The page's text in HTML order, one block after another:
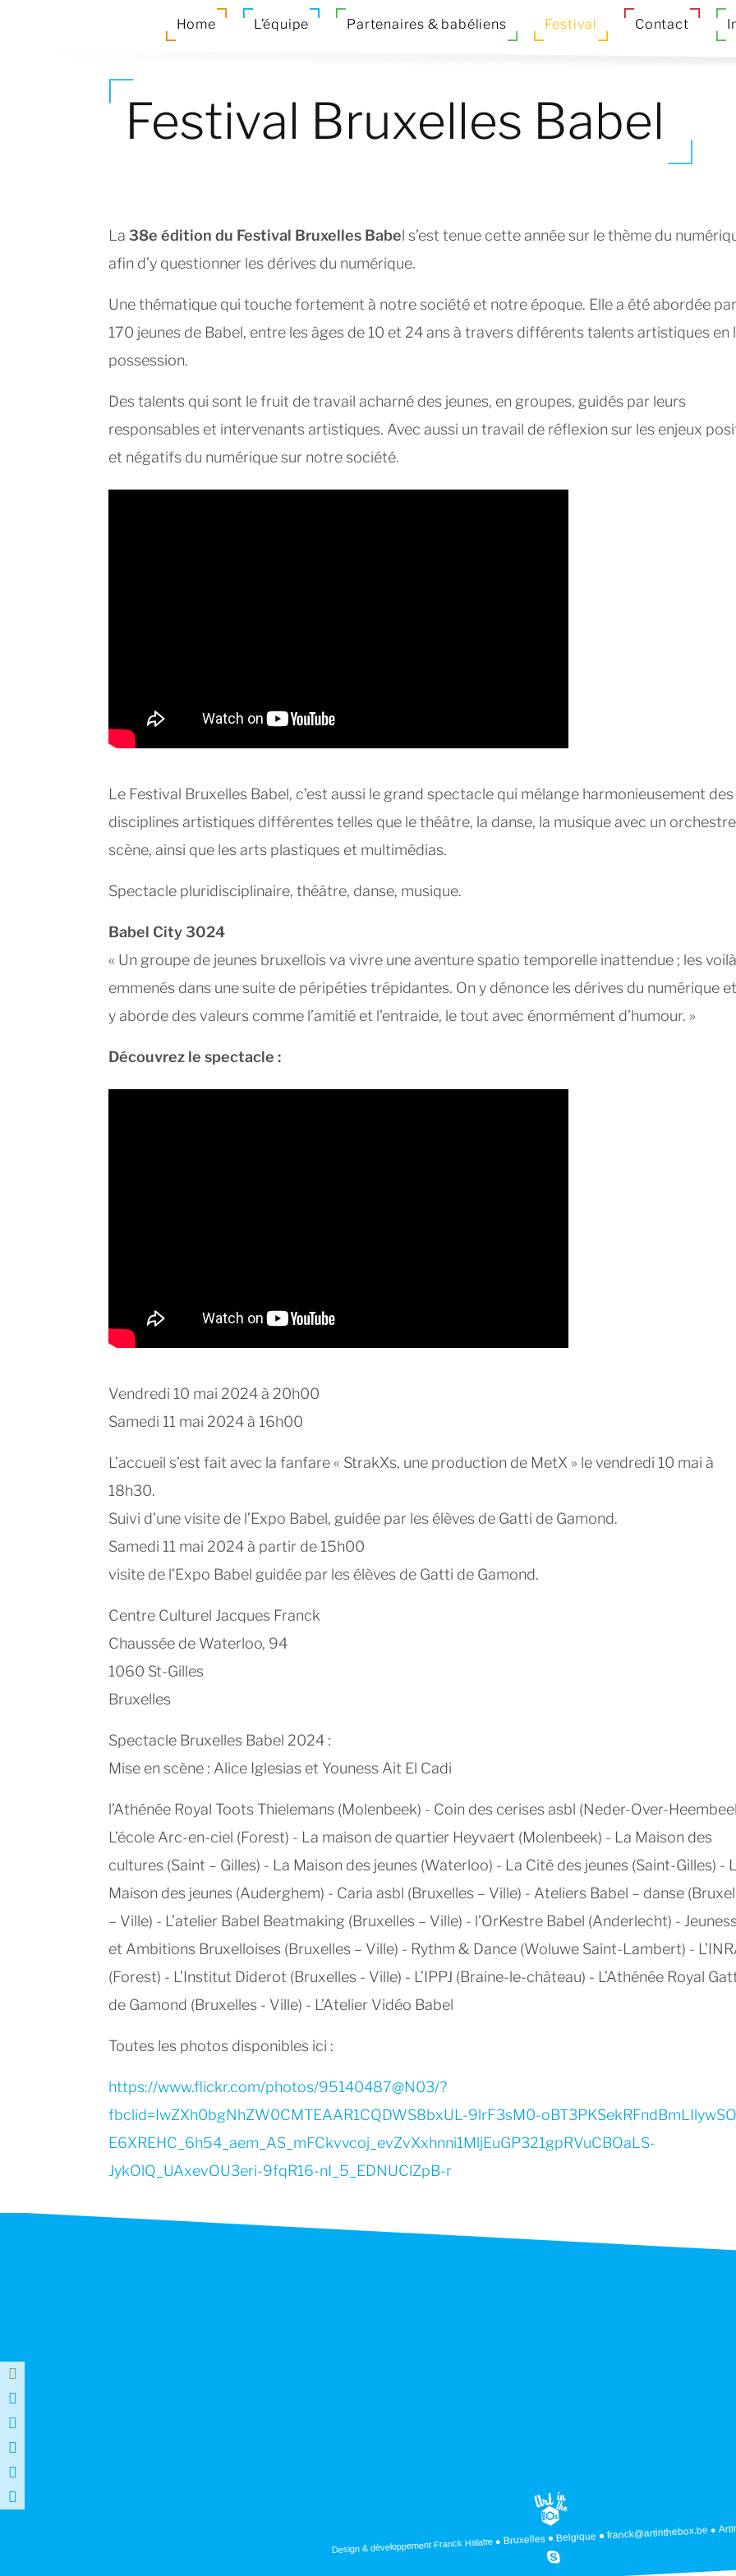
Home L’équipe Partenaires & babéliens Festival Contact
Festival Bruxelles Babel
La 38e édition du Festival Bruxelles Babel s’est tenue cette année sur le thème du
afin d’y questionner les dérives du numérique.
Une thématique qui touche fortement à notre société et notre époque. Elle a été abordée par
170 jeunes de Babel, entre les âges de 10 et 24 ans à travers différents talents artistiques en
possession.
Des talents qui sont le fruit de travail acharné des jeunes, en groupes, guidés par leurs
responsables et intervenants artistiques. Avec aussi un travail de réflexion sur les enjeux
et négatifs du numérique sur notre société.
Le Festival Bruxelles Babel, c’est aussi le grand spectacle qui mélange harmonieusement des
disciplines artistiques différentes telles que le théâtre, la danse, la musique avec un
scène, ainsi que les arts plastiques et multimédias.
Spectacle pluridisciplinaire, théâtre, danse, musique.
Babel City 3024
« Un groupe de jeunes bruxellois va vivre une aventure spatio temporelle inattendue ; les voilà
emmenés dans une suite de péripéties trépidantes. On y dénonce les dérives du numérique
y aborde des valeurs comme l’amitié et l’entraide, le tout avec énormément d’humour. »
Découvrez le spectacle :
Vendredi 10 mai 2024 à 20h00
Samedi 11 mai 2024 à 16h00
L’accueil s’est fait avec la fanfare « StrakXs, une production de MetX » le vendredi 10 mai à
18h30.
Suivi d’une visite de l’Expo Babel, guidée par les élèves de Gatti de Gamond.
Samedi 11 mai 2024 à partir de 15h00
visite de l’Expo Babel guidée par les élèves de Gatti de Gamond.
Centre Culturel Jacques Franck
Chaussée de Waterloo, 94
1060 St-Gilles
Bruxelles
Spectacle Bruxelles Babel 2024 :
Mise en scène : Alice Iglesias et Youness Ait El Cadi
l’Athénée Royal Toots Thielemans (Molenbeek) - Coin des cerises asbl (Neder-Over-
L’école Arc-en-ciel (Forest) - La maison de quartier Heyvaert (Molenbeek) - La Maison des
cultures (Saint – Gilles) - La Maison des jeunes (Waterloo) - La Cité des jeunes (Saint-Gilles) -
Maison des jeunes (Auderghem) - Caria asbl (Bruxelles – Ville) - Ateliers Babel – danse
– Ville) - L’atelier Babel Beatmaking (Bruxelles – Ville) - l’OrKestre Babel (Anderlecht) -
et Ambitions Bruxelloises (Bruxelles – Ville) - Rythm & Dance (Woluwe Saint-Lambert) -
(Forest) - L’Institut Diderot (Bruxelles - Ville) - L’IPPJ (Braine-le-château) - L’Athénée Royal
de Gamond (Bruxelles - Ville) - L’Atelier Vidéo Babel
Toutes les photos disponibles ici :
https://www.flickr.com/photos/95140487@N03/?
fbclid=IwZXh0bgNhZW0CMTEAAR1CQDWS8bxUL-9lrF3sM0-
E6XREHC_6h54_aem_AS_mFCkvvcoj_evZvXxhnni1MljEuGP321gpRVuCBOaLS-
JykOlQ_UAxevOU3eri-9fqR16-nI_5_EDNUClZpB-r
Design & développement Franck Halatre Bruxelles Belgique franck@artinthebox.be